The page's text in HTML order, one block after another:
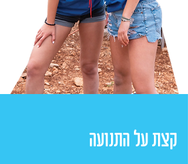
קצת על התנועה